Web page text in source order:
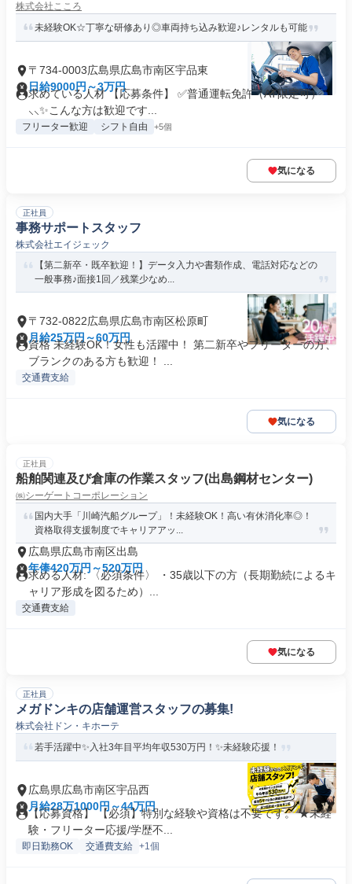
株式会社こころ
未経験OK☆丁寧な研修あり◎車両持ち込み歓迎♪レンタルも可能
〒734-0003広島県広島市南区宇品東
日給9000円～3万円
求めている人材 【応募条件】 ✅普通運転免許（AT限定可）
⸜⸜✨こんな方は歓迎です...
フリーター歓迎 シフト自由 +5個
気になる
正社員
事務サポートスタッフ
株式会社エイジェック
【第二新卒・既卒歓迎！】データ入力や書類作成、電話対応などの
一般事務♪面接1回／残業少なめ...
〒732-0822広島県広島市南区松原町
月給25万円～60万円
資格 未経験OK！女性も活躍中！ 第二新卒やフリーターの方、
ブランクのある方も歓迎！ ...
交通費支給
気になる
正社員
船舶関連及び倉庫の作業スタッフ(出島鋼材センター)
㈱シーゲートコーポレーション
国内大手「川崎汽船グループ」！未経験OK！高い有休消化率◎！
資格取得支援制度でキャリアアッ...
広島県広島市南区出島
年俸420万円～520万円
求める人材: 〈必須条件〉 ・35歳以下の方（長期勤続によるキ
ャリア形成を図るため）...
交通費支給
気になる
正社員
メガドンキの店舗運営スタッフの募集!
株式会社ドン・キホーテ
若手活躍中✨入社3年目平均年収530万円！✨未経験応援！
広島県広島市南区宇品西
月給28万1000円～44万円
【応募資格】 【必須】特別な経験や資格は不要です。 ★未経
験・フリーター応援/学歴不...
即日勤務OK 交通費支給 +1個